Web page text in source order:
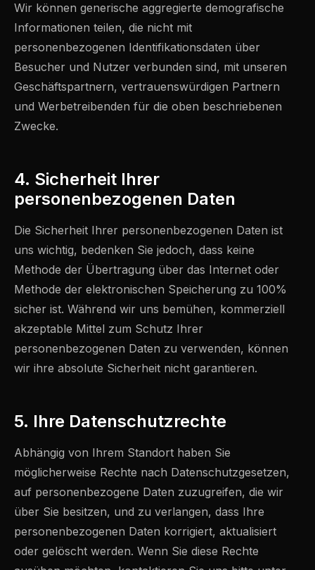
Wir können generische aggregierte demografische
Informationen teilen, die nicht mit
personenbezogenen Identifikationsdaten über
Besucher und Nutzer verbunden sind, mit unseren
Geschäftspartnern, vertrauenswürdigen Partnern
und Werbetreibenden für die oben beschriebenen
Zwecke.
4. Sicherheit Ihrer
personenbezogenen Daten
Die Sicherheit Ihrer personenbezogenen Daten ist
uns wichtig, bedenken Sie jedoch, dass keine
Methode der Übertragung über das Internet oder
Methode der elektronischen Speicherung zu 100%
sicher ist. Während wir uns bemühen, kommerziell
akzeptable Mittel zum Schutz Ihrer
personenbezogenen Daten zu verwenden, können
wir ihre absolute Sicherheit nicht garantieren.
5. Ihre Datenschutzrechte
Abhängig von Ihrem Standort haben Sie
möglicherweise Rechte nach Datenschutzgesetzen,
auf personenbezogene Daten zuzugreifen, die wir
über Sie besitzen, und zu verlangen, dass Ihre
personenbezogenen Daten korrigiert, aktualisiert
oder gelöscht werden. Wenn Sie diese Rechte